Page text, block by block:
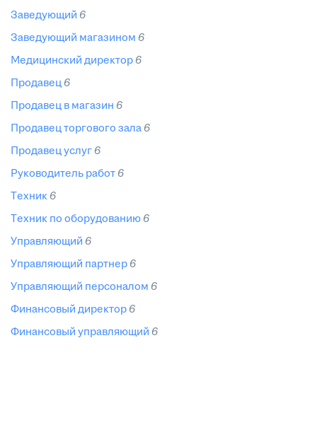
заведующий 6
заведующий магазином 6
медицинский директор 6
продавец 6
продавец в магазин 6
продавец торгового зала 6
продавец услуг 6
руководитель работ 6
техник 6
техник по оборудованию 6
управляющий 6
управляющий партнер 6
управляющий персоналом 6
финансовый директор 6
финансовый управляющий 6